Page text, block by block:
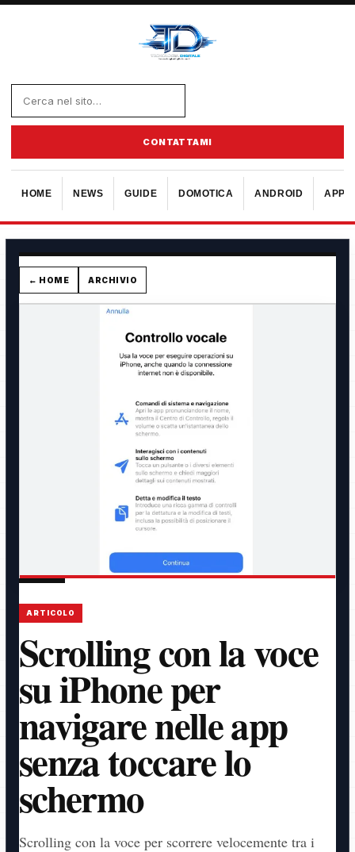
CONTATTAMI
HOME NEWS GUIDE DOMOTICA ANDROID
← HOME ARCHIVIO
ARTICOLO
Scrolling con la voce
su iPhone per
navigare nelle app
senza toccare lo
schermo
Scrolling con la voce per scorrere velocemente tra i